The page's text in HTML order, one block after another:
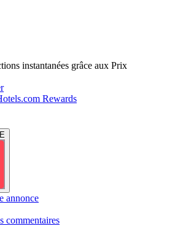
instantanées grâce aux Prix
Rewards
annonce
commentaires